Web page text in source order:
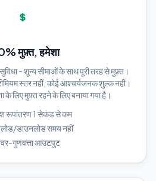
मुफ़्त, हमेशा
- शून्य सीमाओं के साथ पूरी तरह से मुफ़्त।
स्तर नहीं, कोई आश्चर्यजनक शुल्क नहीं।
मुफ़्त रहने के लिए बनाया गया है।
रूपांतरण 1 सेकंड से कम
डाउनलोड समय नहीं
गुणवत्ता आउटपुट